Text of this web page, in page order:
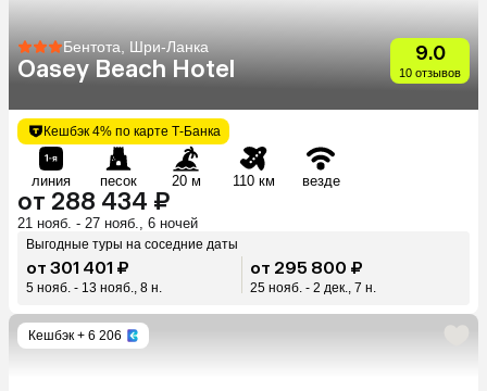
Бентота, Шри-Ланка
Oasey Beach Hotel
9.0
10 отзывов
Кешбэк 4% по карте Т-Банка
линия песок 20 м 110 км везде
от 288 434 ₽
21 нояб. - 27 нояб., 6 ночей
Выгодные туры на соседние даты
от 301 401 ₽
5 нояб. - 13 нояб., 8 н.
от 295 800 ₽
25 нояб. - 2 дек., 7 н.
Кешбэк + 6 206